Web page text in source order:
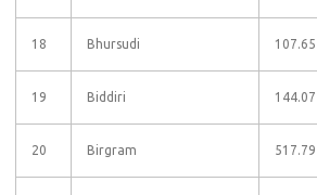
18 Bhursudi 107.65
19 Biddiri 144.07
20 Birgram 517.79